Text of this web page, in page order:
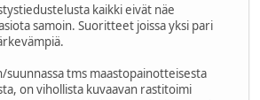
kaikki eivät näe
samoin. Suoritteet joissa yksi pari
suunnassa tms maastopainotteisesta
on vihollista kuvaavan rastitoimi